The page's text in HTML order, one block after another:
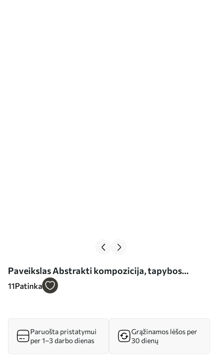
Paveikslas Abstrakti kompozicija, tapybos
imitacija Nr s44519
11Patinka
Paruošta pristatymui
per 1–3 darbo dienas
Grąžinamos lėšos per
30 dienų